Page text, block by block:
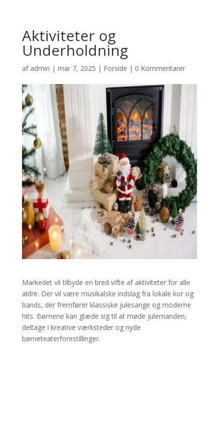
Aktiviteter og
Underholdning
af admin | mar 7, 2025 | Forside | 0 Kommentarer
Markedet vil tilbyde en bred vifte af aktiviteter for alle
aldre. Der vil være musikalske indslag fra lokale kor og
bands, der fremfører klassiske julesange og moderne
hits. Børnene kan glæde sig til at møde julemanden,
deltage i kreative værksteder og nyde
børneteaterforestillinger.